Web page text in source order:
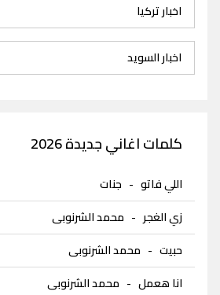
اخبار تركيا
اخبار السويد
كلمات اغاني جديدة 2026
اللي فاتو - جنات
زي الغجر- محمد الشرنوبى
حبيت - محمد الشرنوبى
انا هعمل - محمد الشرنوبى